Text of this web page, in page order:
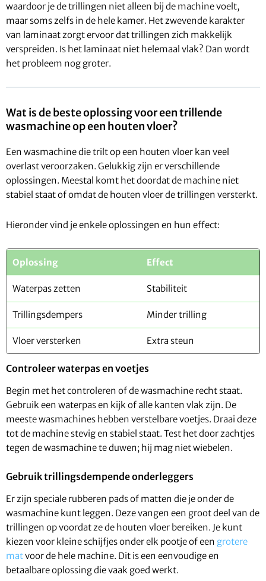
waardoor je de trillingen niet alleen bij de machine voelt,
maar soms zelfs in de hele kamer. Het zwevende karakter
van laminaat zorgt ervoor dat trillingen zich makkelijk
verspreiden. Is het laminaat niet helemaal vlak? Dan wordt
het probleem nog groter.
Wat is de beste oplossing voor een trillende
wasmachine op een houten vloer?
Een wasmachine die trilt op een houten vloer kan veel
overlast veroorzaken. Gelukkig zijn er verschillende
oplossingen. Meestal komt het doordat de machine niet
stabiel staat of omdat de houten vloer de trillingen versterkt.
Hieronder vind je enkele oplossingen en hun effect:
Oplossing Effect
Waterpas zetten Stabiliteit
Trillingsdempers Minder trilling
Vloer versterken Extra steun
Controleer waterpas en voetjes
Begin met het controleren of de wasmachine recht staat.
Gebruik een waterpas en kijk of alle kanten vlak zijn. De
meeste wasmachines hebben verstelbare voetjes. Draai deze
tot de machine stevig en stabiel staat. Test het door zachtjes
tegen de wasmachine te duwen; hij mag niet wiebelen.
Gebruik trillingsdempende onderleggers
Er zijn speciale rubberen pads of matten die je onder de
wasmachine kunt leggen. Deze vangen een groot deel van de
trillingen op voordat ze de houten vloer bereiken. Je kunt
kiezen voor kleine schijfjes onder elk pootje of een grotere
matvoor de hele machine. Dit is een eenvoudige en
betaalbare oplossing die vaak goed werkt.